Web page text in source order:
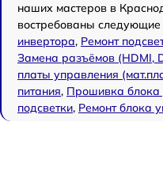
наших мастеров в
востребованы следующие
инвертора, Ремонт
Замена разъёмов (HDMI,
платы управления
питания, Прошивка блока
подсветки, Ремонт блока